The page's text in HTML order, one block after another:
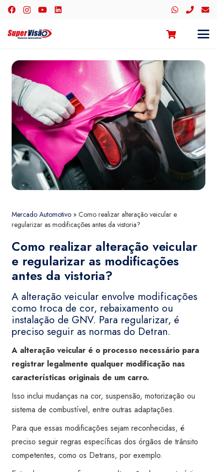
Mercado Automotivo » Como realizar alteração veicular e
regularizar as modificações antes da vistoria?
Como realizar alteração veicular
e regularizar as modificações
antes da vistoria?
A alteração veicular envolve modificações
como troca de cor, rebaixamento ou
instalação de GNV. Para regularizar, é
preciso seguir as normas do Detran.
A alteração veicular é o processo necessário para
registrar legalmente qualquer modificação nas
características originais de um carro.
Isso inclui mudanças na cor, suspensão, motorização ou
sistema de combustível, entre outras adaptações.
Para que essas modificações sejam reconhecidas, é
preciso seguir regras específicas dos órgãos de trânsito
competentes, como os Detrans, por exemplo.